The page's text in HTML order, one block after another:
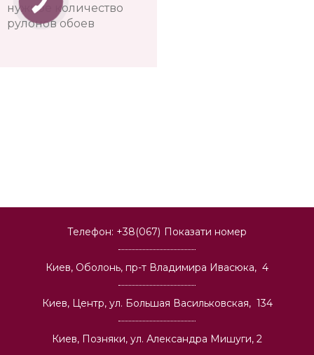
нужное количество
рулонов обоев
Телефон: +38(067) Показати номер
Киев, Оболонь, пр-т Владимира Ивасюка, 4
Киев, Центр, ул. Большая Васильковская, 134
Киев, Позняки, ул. Александра Мишуги, 2